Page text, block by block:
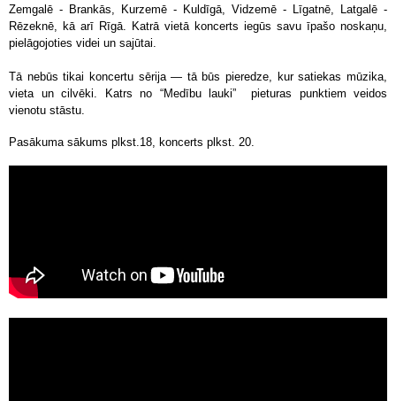
Zemgalē - Brankās, Kurzemē - Kuldīgā, Vidzemē - Līgatnē, Latgalē -
Rēzeknē, kā arī Rīgā. Katrā vietā koncerts iegūs savu īpašo noskaņu,
pielāgojoties videi un sajūtai.
Tā nebūs tikai koncertu sērija — tā būs pieredze, kur satiekas mūzika,
vieta un cilvēki. Katrs no “Medību lauki” pieturas punktiem veidos
vienotu stāstu.
Pasākuma sākums plkst.18, koncerts plkst. 20.